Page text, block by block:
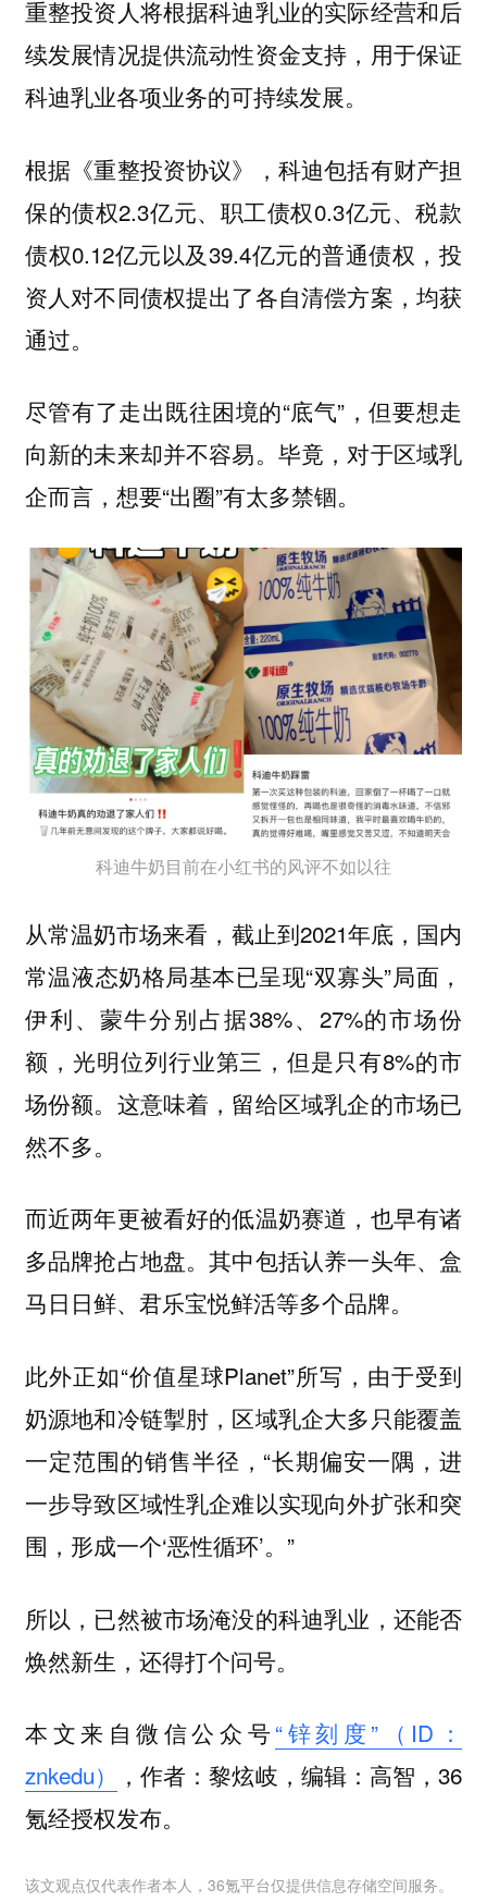
重整投资人将根据科迪乳业的实际经营和后
续发展情况提供流动性资金支持，用于保证
科迪乳业各项业务的可持续发展。
根据《重整投资协议》，科迪包括有财产担
保的债权2.3亿元、职工债权0.3亿元、税款
债权0.12亿元以及39.4亿元的普通债权，投
资人对不同债权提出了各自清偿方案，均获
通过。
尽管有了走出既往困境的“底气”，但要想走
向新的未来却并不容易。毕竟，对于区域乳
企而言，想要“出圈”有太多禁锢。
科迪牛奶目前在小红书的风评不如以往
从常温奶市场来看，截止到2021年底，国内
常温液态奶格局基本已呈现“双寡头”局面，
伊利、蒙牛分别占据38%、27%的市场份
额，光明位列行业第三，但是只有8%的市
场份额。这意味着，留给区域乳企的市场已
然不多。
而近两年更被看好的低温奶赛道，也早有诸
多品牌抢占地盘。其中包括认养一头年、盒
马日日鲜、君乐宝悦鲜活等多个品牌。
此外正如“价值星球Planet”所写，由于受到
奶源地和冷链掣肘，区域乳企大多只能覆盖
一定范围的销售半径，“长期偏安一隅，进
一步导致区域性乳企难以实现向外扩张和突
围，形成一个‘恶性循环’。”
所以，已然被市场淹没的科迪乳业，还能否
焕然新生，还得打个问号。
本文来自微信公众号“锌刻度”（ID：
znkedu）
，作者：黎炫岐，编辑：高智，36
氪经授权发布。
该文观点仅代表作者本人，36氪平台仅提供信息存储空间服务。